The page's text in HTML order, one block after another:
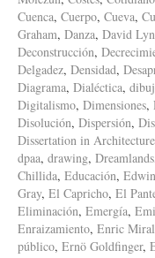
Cuenca, Cuerpo, Cueva,
Graham, Danza, David
Deconstrucción,
Delgadez, Densidad,
Diagrama, Dialéctica,
Digitalismo, Dimensiones,
Disolución, Dispersión,
Dissertation in Architecture
dpaa, drawing, Dreamlands
Chillida, Educación,
Gray, El Capricho, El
Eliminación, Emergía,
Enraizamiento, Enric
público, Ernö Goldfinger,